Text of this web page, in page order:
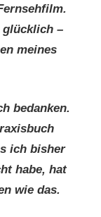
–
meines
bedanken.
ich bisher
habe, hat
wie das.